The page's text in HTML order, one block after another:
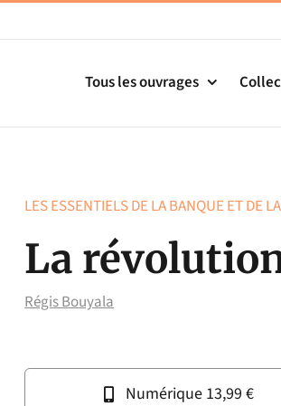
Tous les ouvrages
LES ESSENTIELS DE LA BANQUE ET DE
La
Régis Bouyala
Numérique 13,99 €